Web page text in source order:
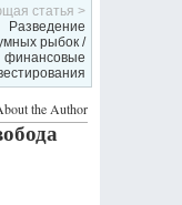
статья >
Разведение
рыбок /
финансовые
the Author